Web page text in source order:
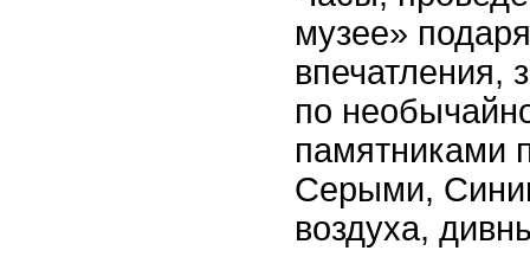
музее»
впечатления,
по
памятниками
Серыми,
воздуха,